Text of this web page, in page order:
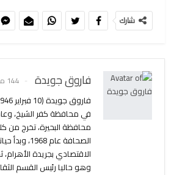
شارك
فاروق جويدة 144 مادة
في محافظة كفر الشيخ،
محافظة البحيرة، تخرج من
الصحافة عام
الاقتصادي بجريدة الأهرام،
وهو حاليا رئيس القسم